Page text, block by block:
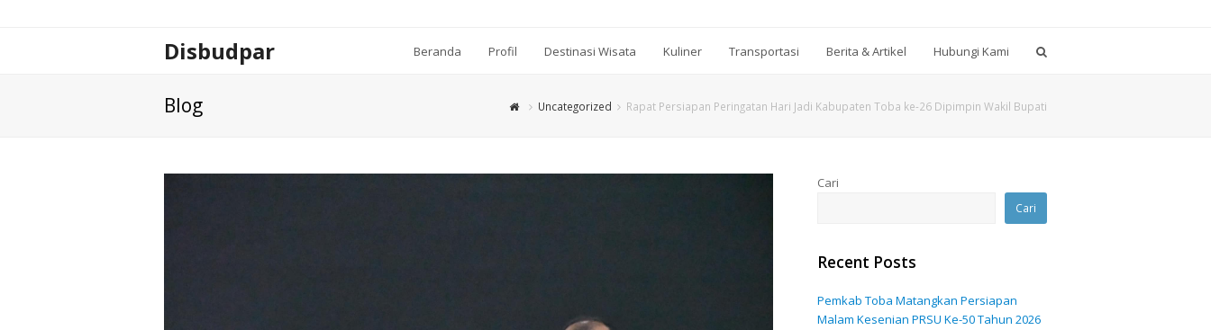
Disbudpar Beranda Profil Destinasi Wisata Kuliner Transportasi Berita & Artikel Hubungi Kami
Blog Uncategorized Rapat Persiapan Peringatan Hari Jadi Kabupaten Toba ke-26 Dipimpin Wakil Bupati
Cari
Cari
Recent Posts
Pemkab Toba Matangkan Persiapan
Malam Kesenian PRSU Ke-50 Tahun 2026